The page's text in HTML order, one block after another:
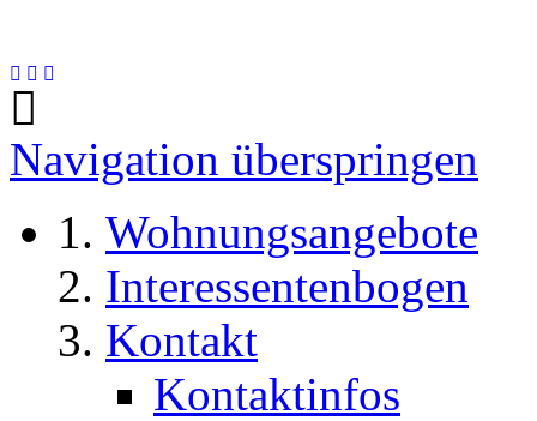
Navigation überspringen
Wohnungsangebote
Interessentenbogen
Kontakt
Kontaktinfos